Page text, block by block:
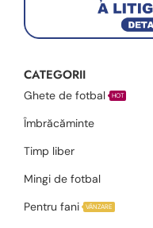
CATEGORII
Ghete de fotbal HOT
Îmbrăcăminte
Timp liber
Mingi de fotbal
Pentru fani
VÂNZARE